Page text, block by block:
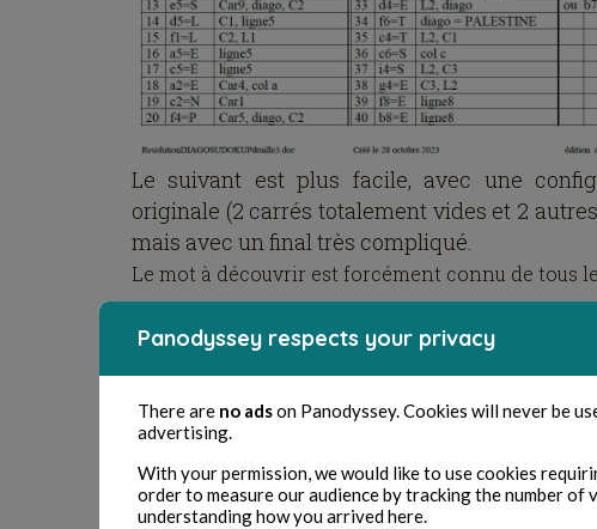
Le suivant est plus facile, avec une
originale (2 carrés totalement vides et 2
mais avec un final très compliqué.
Le mot à découvrir est forcément connu de tous
Panodyssey respects your privacy
There are no adson Panodyssey. Cookies will never be
advertising.
With your permission, we would like to use cookies
order to measure our audience by tracking the number of
understanding how you arrived here.